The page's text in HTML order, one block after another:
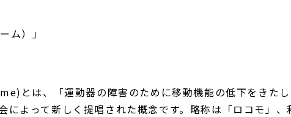
ム）」
とは、「運動器の障害のために移動機能の低下をきた
よって新しく提唱された概念です。略称は「ロコモ」、